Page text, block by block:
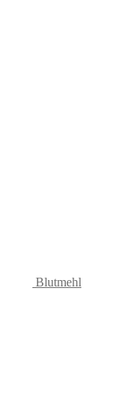
Blutmehl